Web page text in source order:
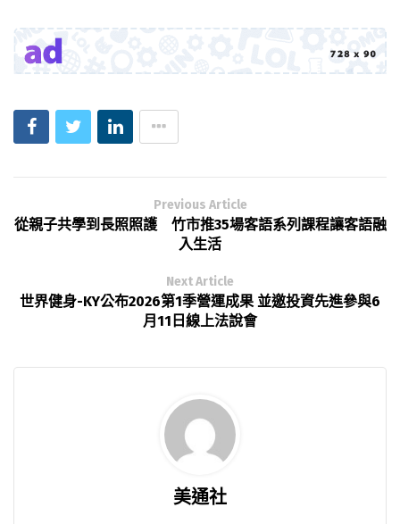
Previous Article
從親子共學到長照照護 竹市推35場客語系列課程讓客語融
入生活
Next Article
世界健身-KY公布2026第1季營運成果 並邀投資先進參與6
月11日線上法說會
美通社